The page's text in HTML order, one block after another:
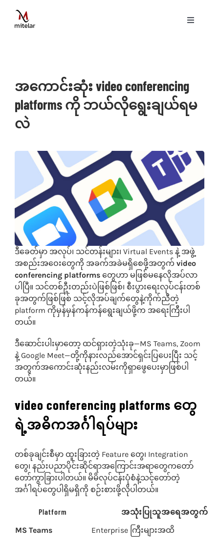
content
Toggle
ဝန်ဆောင်မှုများ
ဗွီဒီယိုများ
ဆောင်းပါးများ
သုံးသပ်ချက်များ
ဆက်သွယ်ရန်
အကောင်းဆုံး video conferencing
platforms ကို ဘယ်လိုရွေးချယ်ရမ
လဲ
ဒီခေတ်မှာ အလုပ်၊ သင်တန်းများ၊ Virtual Events နဲ့ အဖွဲ့
အစည်းအဝေးတွေကို အခက်အခဲမရှိစေဖို့အတွက် video
conferencing platformsတွေဟာ မဖြစ်မနေလိုအပ်လာ
ပါပြီ။ သင်တစ်ဦးတည်းပဲဖြစ်ဖြစ်၊ စီးပွားရေးလုပ်ငန်းတစ်
ခုအတွက်ဖြစ်ဖြစ် သင့်လိုအပ်ချက်တွေနဲ့ကိုက်ညီတဲ့
platform ကိုမှန်မှန်ကန်ကန်ရွေးချယ်ဖို့က အရေးကြီးပါ
တယ်။
ဒီဆောင်းပါးမှာတော့ ထင်ရှားတဲ့သုံးခု—MS Teams, Zoom
နဲ့ Google Meet—တို့ကိုနားလည်အောင်ရှင်းပြပေးပြီး သင့်
အတွက်အကောင်းဆုံးနည်းလမ်းကိုရှာဖွေပေးမှာဖြစ်ပါ
တယ်။
video conferencing platforms တွေ
ရဲ့အဓိကအင်္ဂါရပ်များ
တစ်ခုချင်းစီမှာ ထူးခြားတဲ့ Feature တွေ၊ Integration
တွေ၊ နည်းပညာပိုင်းဆိုင်ရာအကြောင်းအရာတွေကတော်
တော်ကွာခြားပါတယ်။ မိမိလုပ်ငန်းပုံစံနဲ့သင့်တော်တဲ့
အင်္ဂါရပ်တွေပါရှိမရှိကို စဉ်းစားဖို့လိုပါတယ်။
Platform
အသုံးပြုသူအရေအတွက်
MS Teams
Enterprise ကြီးများအထိ